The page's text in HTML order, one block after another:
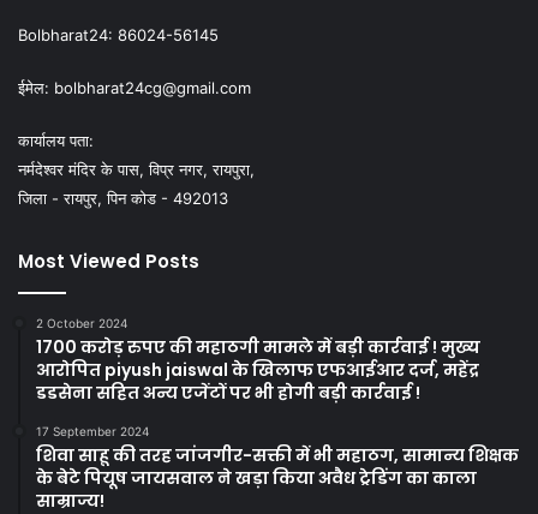
Bolbharat24: 86024-56145
ईमेल: bolbharat24cg@gmail.com
कार्यालय पता:
नर्मदेश्वर मंदिर के पास, विप्र नगर, रायपुरा,
जिला - रायपुर, पिन कोड - 492013
Most Viewed Posts
2 October 2024
1700 करोड़ रुपए की महाठगी मामले में बड़ी कार्रवाई ! मुख्य
आरोपित piyush jaiswal के खिलाफ एफआईआर दर्ज, महेंद्र
डडसेना सहित अन्य एजेंटों पर भी होगी बड़ी कार्रवाई !
17 September 2024
शिवा साहू की तरह जांजगीर-सक्ती में भी महाठग, सामान्य शिक्षक
के बेटे पियूष जायसवाल ने खड़ा किया अवैध ट्रेडिंग का काला
साम्राज्य!